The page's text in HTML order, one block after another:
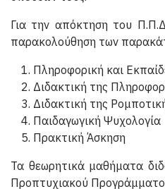
Για την απόκτηση του
παρακολούθηση των
Πληροφορική και
Διδακτική της
Διδακτική της
Παιδαγωγική Ψυχολογία
Πρακτική Άσκηση
Τα θεωρητικά μαθήματα
Προπτυχιακού